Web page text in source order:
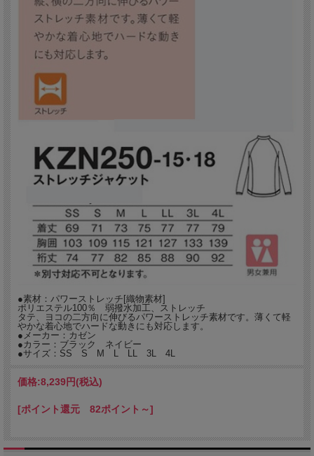
●素材：パワーストレッチ[織物素材]
ポリエステル100％ 弱撥水加工、ストレッチ
タテ、ヨコの二方向に伸びるパワーストレッチ素材です。薄くて軽
やかな着心地でハードな動きにも対応します。
●メーカー：カゼン
●カラー：ブラック ネイビー
●サイズ：SS S M L LL 3L 4L
価格:8,239円(税込)
[ポイント還元 82ポイント～]